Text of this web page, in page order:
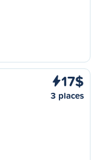
17$
3 places